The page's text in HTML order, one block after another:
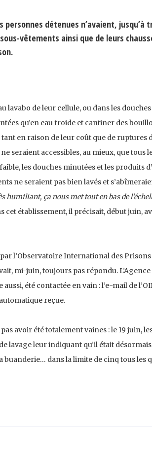
personnes détenues n’avaient, jusqu’à
vêtements ainsi que de leurs
lavabo de leur cellule, ou dans les
qu’en eau froide et cantiner des
en raison de leur coût que de ruptures
seraient accessibles, au mieux, que tous
les douches minutées et les produits
ne seraient pas bien lavés et
humiliant, ça nous met tout en bas de
cet établissement, il précisait, début juin,
l’Observatoire International des
mi-juin, toujours pas répondu.
été contactée en vain : l’e-mail de
reçue.
avoir été totalement vaines : le 19 juin,
lavage leur indiquant qu’il était
buanderie… dans la limite de cinq tous les